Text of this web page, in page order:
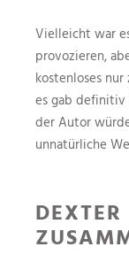
Vielleicht war
provozieren,
kostenloses
es gab definitiv
der Autor
unnatürliche
DEXTER